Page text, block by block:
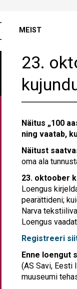
MEIST
23.
Näitus „100
ning vaatab,
Näitust
oma ala
23. oktoober
Loengus
pearättideni;
Narva
Loengus
Registreeri
Enne loengut
(AS Savi, Eesti
muuseumi